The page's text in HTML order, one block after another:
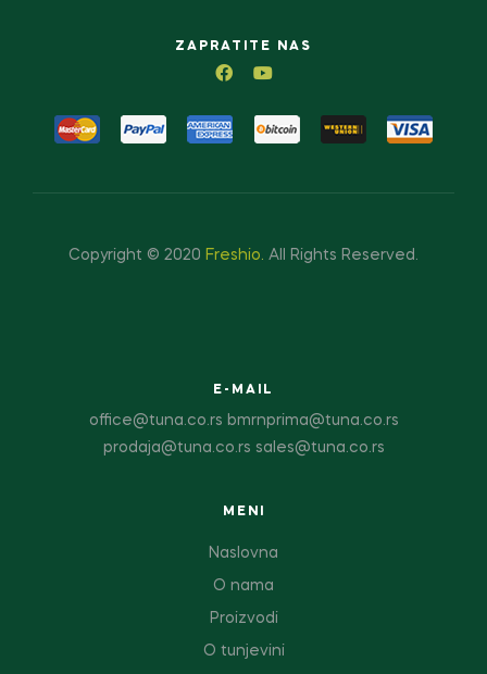
ZAPRATITE NAS
Copyright © 2020 Freshio. All Rights Reserved.
E-MAIL
office@tuna.co.rs bmrnprima@tuna.co.rs
prodaja@tuna.co.rs sales@tuna.co.rs
MENI
Naslovna
O nama
Proizvodi
O tunjevini